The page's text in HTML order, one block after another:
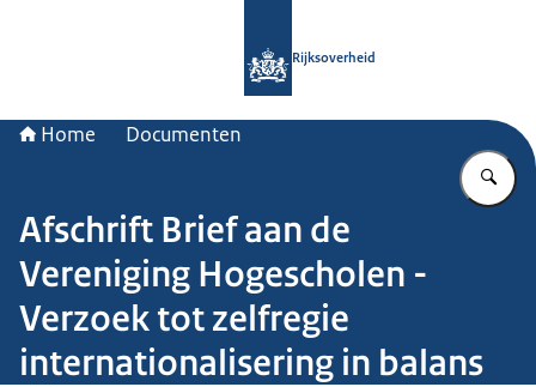
Rijksoverheid
Home Documenten
Afschrift Brief aan de
Vereniging Hogescholen -
Verzoek tot zelfregie
internationalisering in balans